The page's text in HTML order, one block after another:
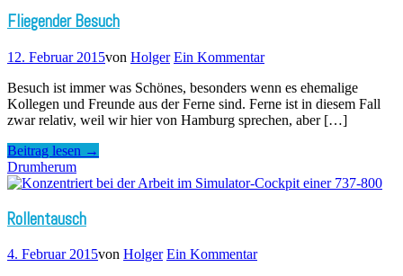
Fliegender Besuch
12. Februar 2015von Holger Ein Kommentar
Besuch ist immer was Schönes, besonders wenn es ehemalige
Kollegen und Freunde aus der Ferne sind. Ferne ist in diesem Fall
zwar relativ, weil wir hier von Hamburg sprechen, aber […]
Beitrag lesen →
Drumherum
Rollentausch
4. Februar 2015von Holger Ein Kommentar